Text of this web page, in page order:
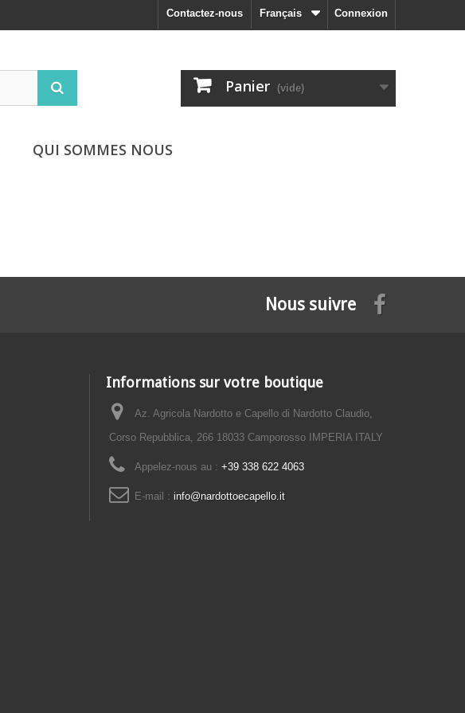
Connexion
Français
Contactez-nous
Panier (vide)
QUI SOMMES NOUS
Nous suivre
Informations sur votre boutique
Az. Agricola Nardotto e Capello di Nardotto Claudio,
Corso Repubblica, 266 18033 Camporosso IMPERIA ITALY
Appelez-nous au : +39 338 622 4063
E-mail : info@nardottoecapello.it